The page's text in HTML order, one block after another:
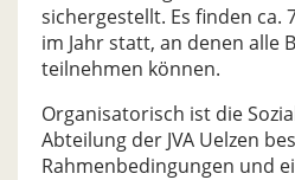
sichergestellt. Es finden ca.
im Jahr statt, an denen alle
teilnehmen können.
Organisatorisch ist die
Abteilung der JVA Uelzen
Rahmenbedingungen und